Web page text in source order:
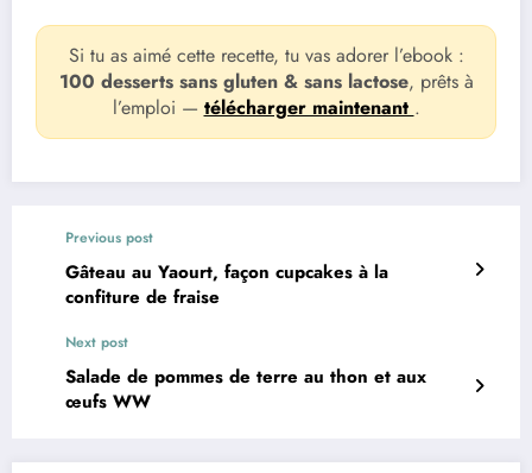
Si tu as aimé cette recette, tu vas adorer l’ebook :
100 desserts sans gluten & sans lactose, prêts à
l’emploi — télécharger maintenant .
Previous post
Gâteau au Yaourt, façon cupcakes à la
confiture de fraise
Next post
Salade de pommes de terre au thon et aux
œufs WW